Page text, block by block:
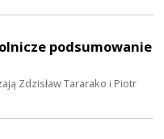
podsumowanie
Zdzisław Tararako i Piotr